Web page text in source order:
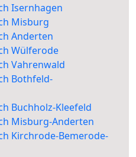
Isernhagen
Misburg
Anderten
Wülferode
Vahrenwald
Bothfeld-
Buchholz-Kleefeld
Misburg-Anderten
Kirchrode-Bemerode-